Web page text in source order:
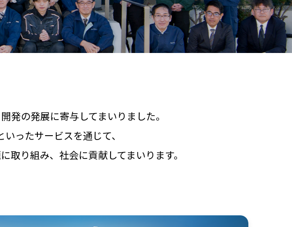
開発の発展に寄与してまいりました。
いったサービスを通じて、
取り組み、 社会に貢献してまいります。